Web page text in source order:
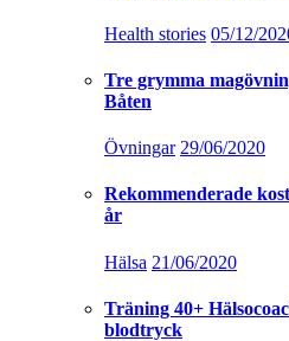
Health stories 05/12/
Tre grymma
Båten
Övningar 29/06/2020
Rekommenderade
år
Hälsa 21/06/2020
Träning 40+
blodtryck